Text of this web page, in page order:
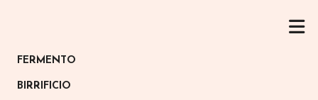
FERMENTO
BIRRIFICIO